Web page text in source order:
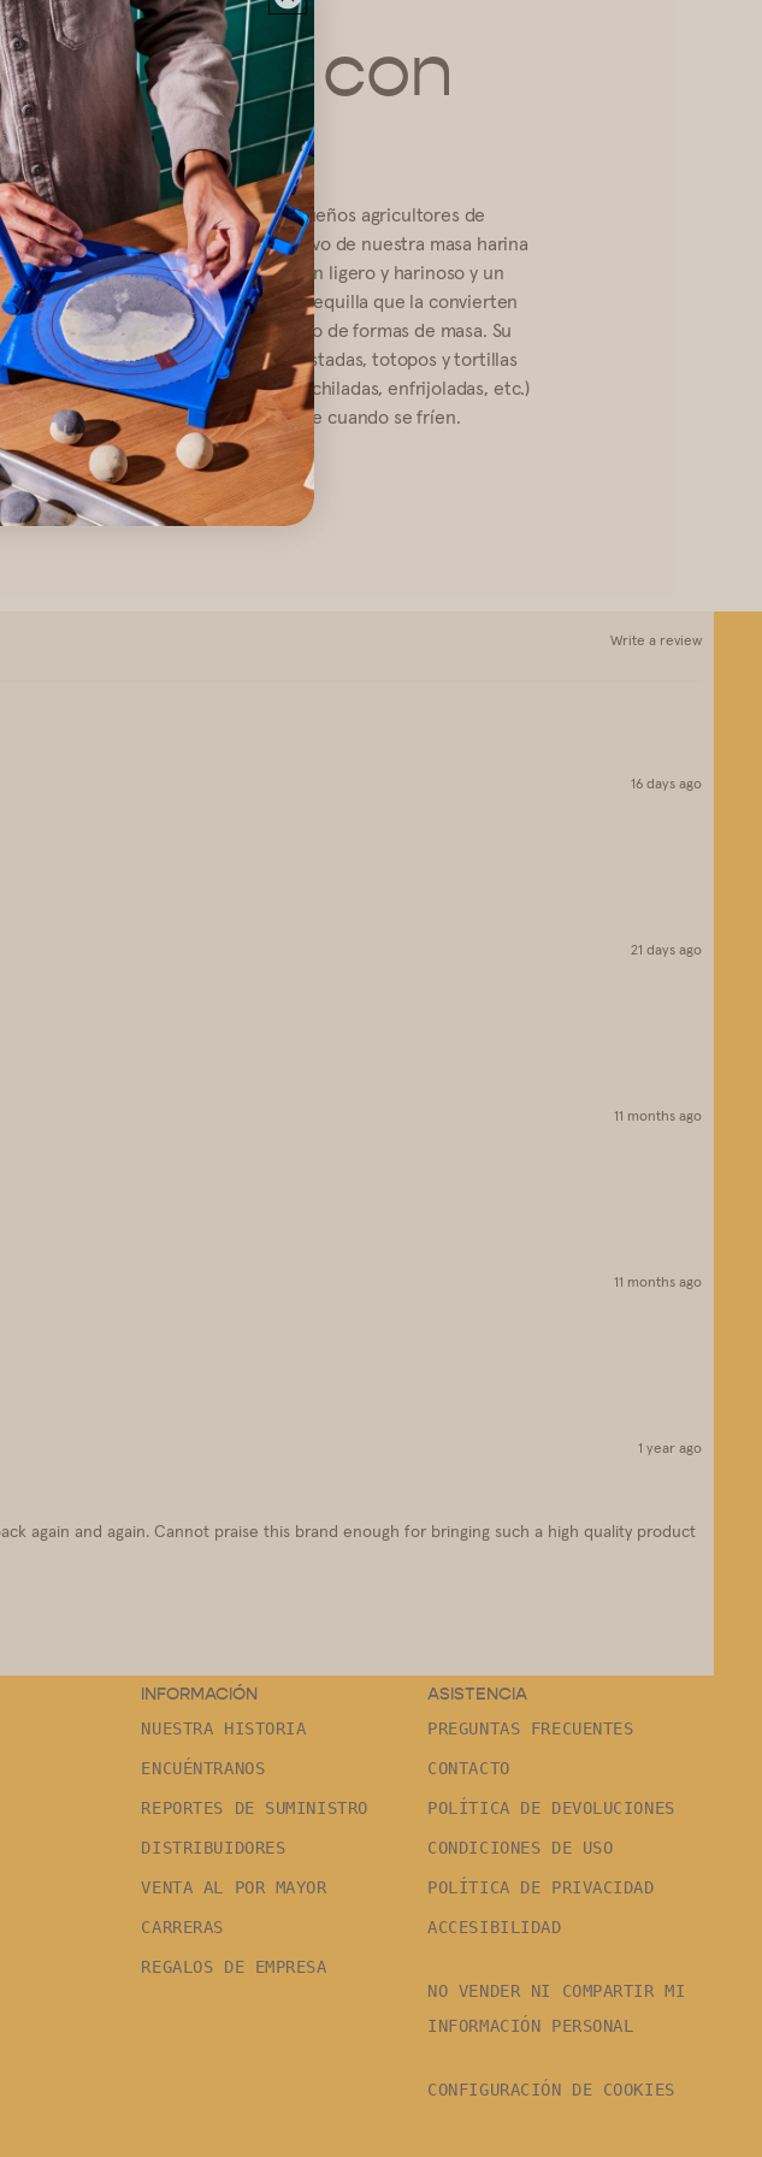
Oaxaca, con
amor
Procedente de nuestra red de pequeños agricultores de
subsistencia en México, el maíz nativo de nuestra masa harina
blanca más vendida tiene un almidón ligero y harinoso y un
sabor a palomitas de maíz con mantequilla que la convierten
en una opción versátil para todo tipo de formas de masa. Su
cuerpo denso hace perfectas las tostadas, totopos y tortillas
de receta (es decir, tortillas para enchiladas, enfrijoladas, etc.)
que no absorben el exceso de aceite cuando se fríen.
Write a review
16 days ago
21 days ago
11 months ago
11 months ago
1 year ago
again and again. Cannot praise this brand enough for bringing such a high quality product
INFORMACIÓN
NUESTRA HISTORIA
ENCUÉNTRANOS
REPORTES DE SUMINISTRO
DISTRIBUIDORES
VENTA AL POR MAYOR
CARRERAS
REGALOS DE EMPRESA
ASISTENCIA
PREGUNTAS FRECUENTES
CONTACTO
POLÍTICA DE DEVOLUCIONES
CONDICIONES DE USO
POLÍTICA DE PRIVACIDAD
ACCESIBILIDAD
NO VENDER NI COMPARTIR MI
INFORMACIÓN PERSONAL
CONFIGURACIÓN DE COOKIES